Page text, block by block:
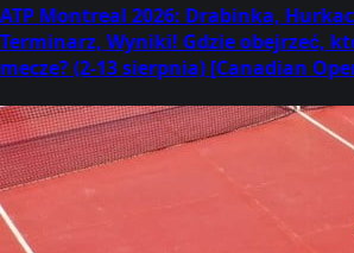
ATP Montreal 2026: Drabinka,
Terminarz, Wyniki! Gdzie obejrzeć,
mecze? (2-13 sierpnia) [Canadian